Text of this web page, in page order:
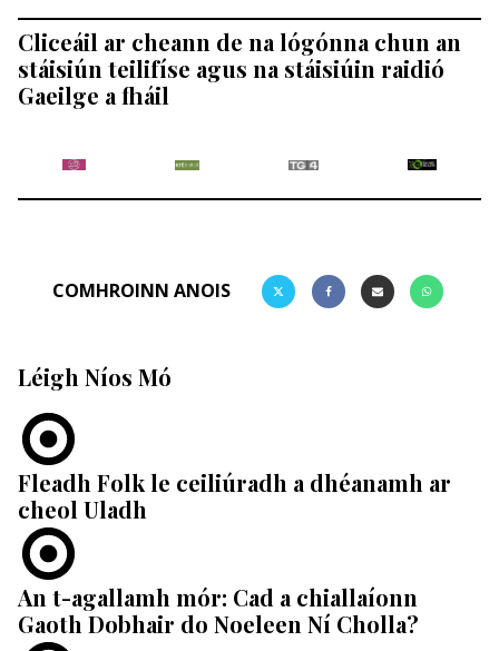
Cliceáil ar cheann de na lógónna chun an
stáisiún teilifíse agus na stáisiúin raidió
Gaeilge a fháil
COMHROINN ANOIS
Léigh Níos Mó
Fleadh Folk le ceiliúradh a dhéanamh ar
cheol Uladh
An t-agallamh mór: Cad a chiallaíonn
Gaoth Dobhair do Noeleen Ní Cholla?